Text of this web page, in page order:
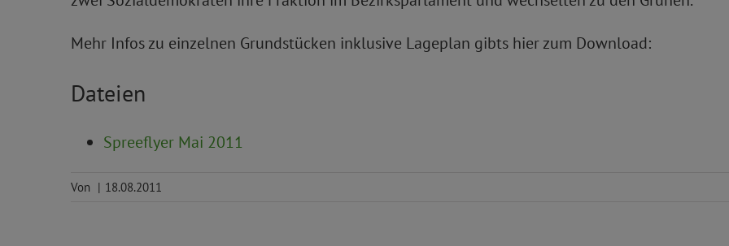
Mehr Infos zu einzelnen Grundstücken inklusive Lageplan gibts hier zum Download:
Dateien
Spreeflyer Mai 2011
Von | 18.08.2011